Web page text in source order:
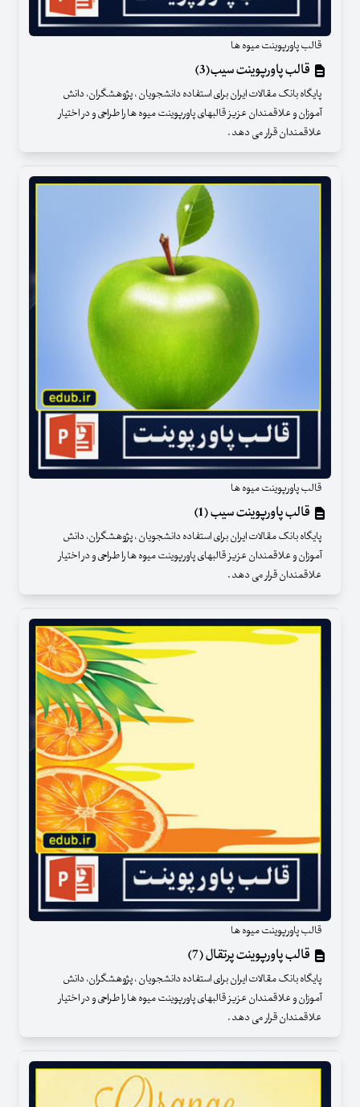
قالب پاورپوینت میوه ها
قالب پاورپوینت سیب(3)
پایگاه بانک مقالات ایران برای استفاده دانشجویان ، پژوهشگران، دانش
آموزان و علاقمندان عزیز قالبهای پاورپوینت میوه ها را طراحی و در اختیار
علاقمندان قرار می دهد .
قالب پاورپوینت میوه ها
قالب پاورپوینت سیب (1)
پایگاه بانک مقالات ایران برای استفاده دانشجویان ، پژوهشگران، دانش
آموزان و علاقمندان عزیز قالبهای پاورپوینت میوه ها را طراحی و در اختیار
علاقمندان قرار می دهد .
قالب پاورپوینت میوه ها
قالب پاورپوینت پرتقال (7)
پایگاه بانک مقالات ایران برای استفاده دانشجویان ، پژوهشگران، دانش
آموزان و علاقمندان عزیز قالبهای پاورپوینت میوه ها را طراحی و در اختیار
علاقمندان قرار می دهد .